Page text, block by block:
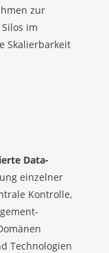
zur
im
Skalierbarkeit
Data-
einzelner
Kontrolle,
Technologien